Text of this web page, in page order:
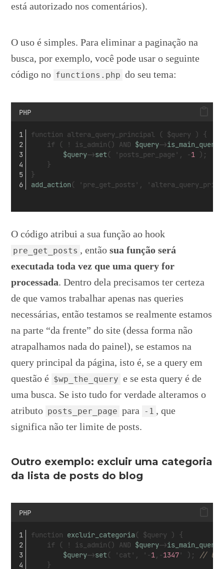
está autorizado nos comentários).
O uso é simples. Para eliminar a paginação na
busca, por exemplo, você pode usar o seguinte
código no functions.php do seu tema:
PHP
function altera_query_principal ( $query ) {
	if ( ! is_admin() AND
$query->is_main_query
$query->set( 'posts_per_page', -1 );
	}
}
add_action ( 'pre_get_posts',
O código atribui a sua função ao hook
pre_get_posts , entãosua função será
executada toda vez que uma query for
processada. Dentro dela precisamos ter certeza
de que vamos trabalhar apenas nas queries
necessárias, então testamos se realmente estamos
na parte “da frente” do site (dessa forma não
atrapalhamos nada do painel), se estamos na
query principal da página, isto é, se a query em
questão é $wp_the_query e se esta query é de
uma busca. Se isto tudo for verdade alteramos o
atributo posts_per_page para -1 , que
significa não ter limite de posts.
Outro exemplo: excluir uma categoria
da lista de posts do blog
PHP
function excluir_categoria ( $query ) {
	if ( ! is_admin() AND
$query->is_main_query
$query->set( 'cat', '-1 ,-1347 ' );
//
	}